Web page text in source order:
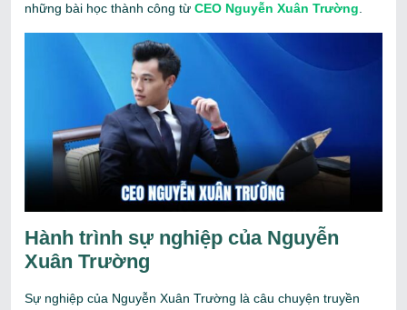
những bài học thành công từ CEO Nguyễn Xuân Trường
Hành trình sự nghiệp của Nguyễn
Xuân Trường
Sự nghiệp của Nguyễn Xuân Trường là câu chuyện truyền